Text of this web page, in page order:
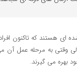
ای هستند که تاکنون
وقتی به مرحله عمل آن
بهره می گیرند.